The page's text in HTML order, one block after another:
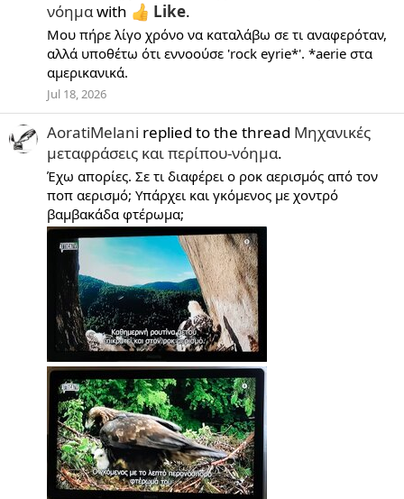
νόημαwith Like.
Μου πήρε λίγο χρόνο να καταλάβω σε τι αναφερόταν,
αλλά υποθέτω ότι εννοούσε 'rock eyrie*'. *aerie στα
αμερικανικά.
Jul 18, 2026
AoratiMelani replied to the thread Μηχανικές
μεταφράσεις και περίπου-νόημα.
Έχω απορίες. Σε τι διαφέρει ο ροκ αερισμός από τον
ποπ αερισμό; Υπάρχει και γκόμενος με χοντρό
βαμβακάδα φτέρωμα;